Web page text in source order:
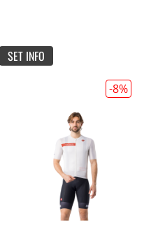
SET INFO
-8%